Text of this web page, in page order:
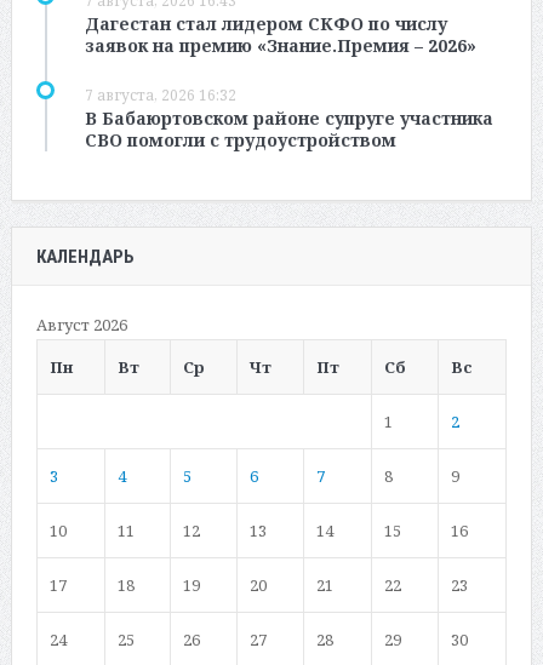
Дагестан стал лидером СКФО по числу
заявок на премию «Знание.Премия – 2026»
7 августа, 2026 16:32
В Бабаюртовском районе супруге участника
СВО помогли с трудоустройством
КАЛЕНДАРЬ
Август 2026
Пн
Вт Ср Чт Пт Сб Вс
1 2
3 4 5 6 7 8 9
10 11 12 13 14 15 16
17 18 19 20 21 22 23
24 25 26 27 28 29 30